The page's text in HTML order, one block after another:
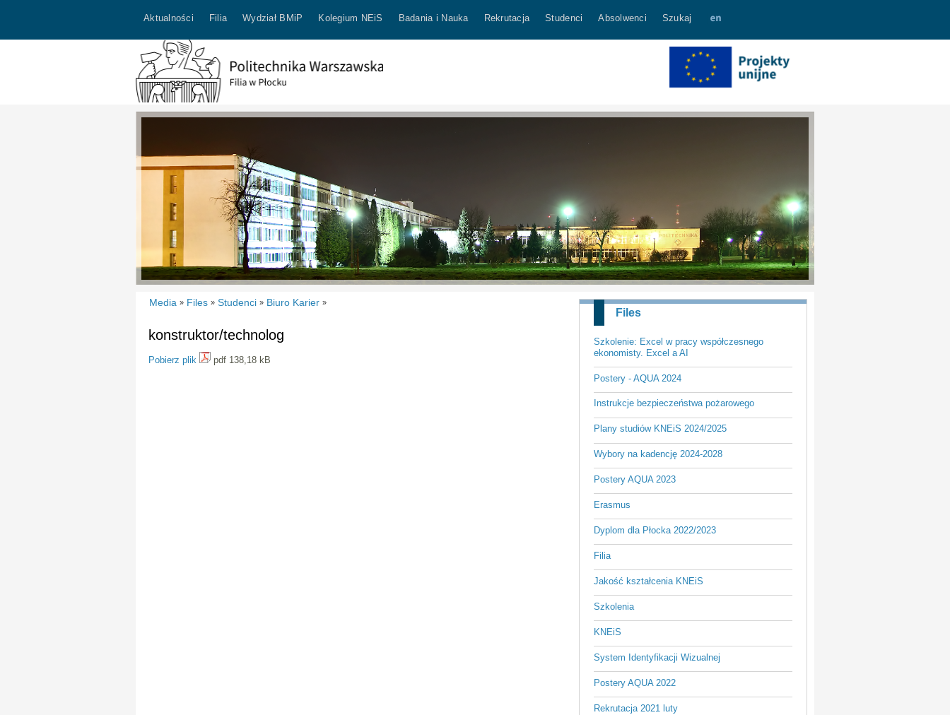
Aktualności Filia Wydział BMiP Kolegium NEiS Badania i Nauka Rekrutacja Studenci Absolwenci Szukaj
Files
Szkolenie: Excel w pracy współczesnego
ekonomisty. Excel a AI
Postery - AQUA 2024
Instrukcje bezpieczeństwa pożarowego
Plany studiów KNEiS 2024/2025
Wybory na kadencję 2024-2028
Postery AQUA 2023
Erasmus
Dyplom dla Płocka 2022/2023
Filia
Jakość kształcenia KNEiS
Szkolenia
KNEiS
System Identyfikacji Wizualnej
Postery AQUA 2022
Rekrutacja 2021 luty
Media » Files » Studenci » Biuro Karier »
konstruktor/technolog
Pobierz plik pdf 138,18 kB